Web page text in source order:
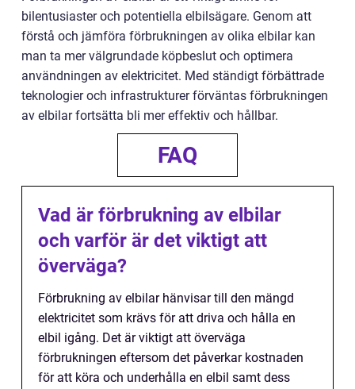
bilentusiaster och potentiella elbilsägare. Genom att
förstå och jämföra förbrukningen av olika elbilar kan
man ta mer välgrundade köpbeslut och optimera
användningen av elektricitet. Med ständigt förbättrade
teknologier och infrastrukturer förväntas förbrukningen
av elbilar fortsätta bli mer effektiv och hållbar.
FAQ
Vad är förbrukning av elbilar
och varför är det viktigt att
överväga?
Förbrukning av elbilar hänvisar till den mängd
elektricitet som krävs för att driva och hålla en
elbil igång. Det är viktigt att överväga
förbrukningen eftersom det påverkar kostnaden
för att köra och underhålla en elbil samt dess